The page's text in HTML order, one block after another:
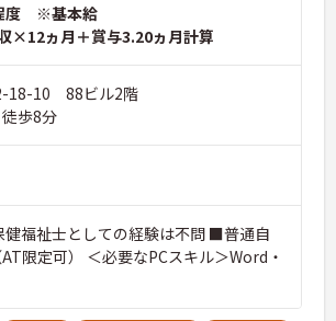
度 ※基本給
×12ヵ月＋賞与3.20ヵ月計算
18-10 88ビル2階
歩8分
福祉士としての経験は不問 ■普通自
限定可） ＜必要なPCスキル＞Word・